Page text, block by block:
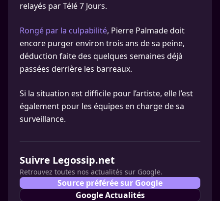
relayés par Télé 7 Jours.
Rongé par la culpabilité, Pierre Palmade doit
encore purger environ trois ans de sa peine,
déduction faite des quelques semaines déjà
passées derrière les barreaux.
Si la situation est difficile pour l’artiste, elle l’est
également pour les équipes en charge de sa
surveillance.
Suivre Legossip.net
Retrouvez toutes nos actualités sur Google.
Source préférée sur Google
Google Actualités